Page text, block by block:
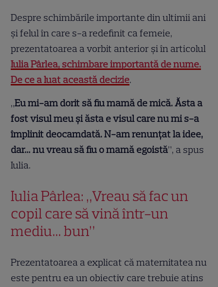
Despre schimbările importante din ultimii ani
și felul în care s-a redefinit ca femeie,
prezentatoarea a vorbit anterior și în articolul
Iulia Pârlea, schimbare importantă de nume.
De ce a luat această decizie.
„Eu mi-am dorit să fiu mamă de mică. Ăsta a
fost visul meu și ăsta e visul care nu mi s-a
împlinit deocamdată. N-am renunțat la idee,
dar… nu vreau să fiu o mamă egoistă”, a spus
Iulia.
Iulia Pârlea: „Vreau să fac un
copil care să vină într-un
mediu… bun”
Prezentatoarea a explicat că maternitatea nu
este pentru ea un obiectiv care trebuie atins